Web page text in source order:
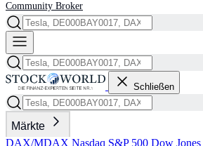
Community Broker
Schließen
Märkte
DAX/MDAX Nasdaq S&P 500 Dow Jones